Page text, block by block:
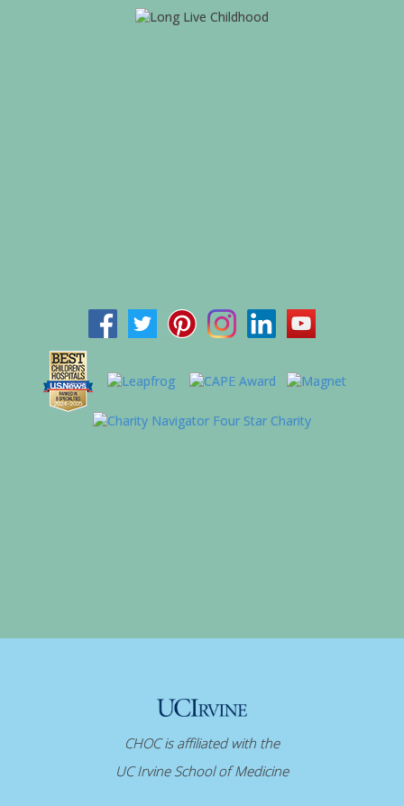
CHOC is affiliated with the
UC Irvine School of Medicine